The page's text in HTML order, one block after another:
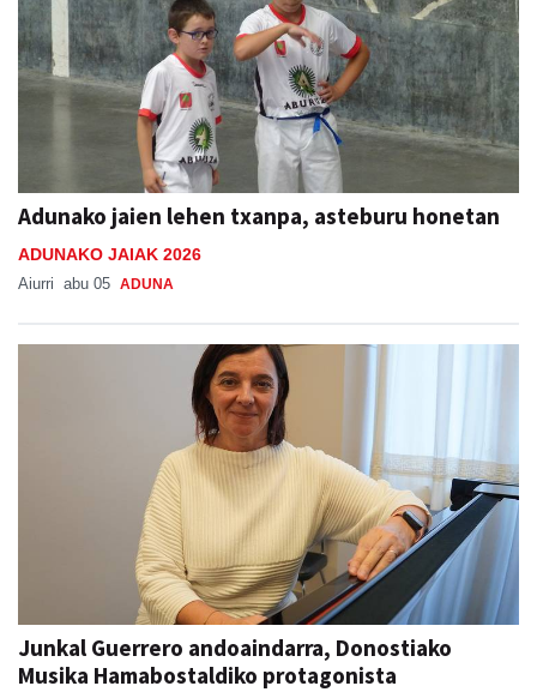
Adunako jaien lehen txanpa, asteburu honetan
ADUNAKO JAIAK 2026
Aiurri abu 05 ADUNA
Junkal Guerrero andoaindarra, Donostiako
Musika Hamabostaldiko protagonista